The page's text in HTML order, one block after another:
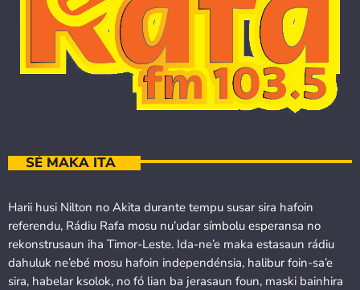
SÉ MAKA ITA
Harii husi Nilton no Akita durante tempu susar sira hafoin
referendu, Rádiu Rafa mosu nu’udar símbolu esperansa no
rekonstrusaun iha Timor-Leste. Ida-ne’e maka estasaun rádiu
dahuluk ne’ebé mosu hafoin independénsia, halibur foin-sa’e
sira, habelar ksolok, no fó lian ba jerasaun foun, maski bainhira